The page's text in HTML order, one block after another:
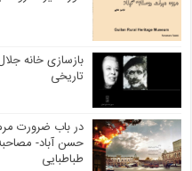
بازسازی خانه
تاریخی
در باب ضرورت
حسن آباد-
طباطبایی